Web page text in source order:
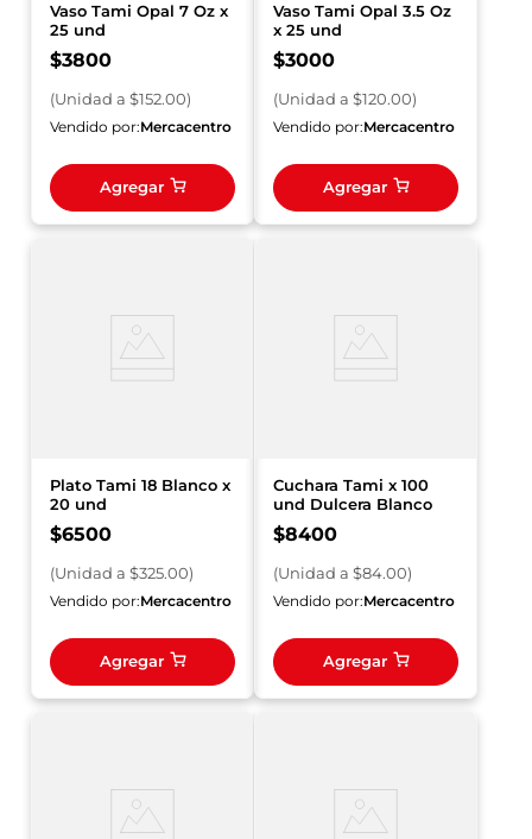
Vaso Tami Opal 7 Oz x
25 und
$3800
(Unidad a $152.00)
Vendido por:Mercacentro
Agregar
Vaso Tami Opal 3.5 Oz
x 25 und
$3000
(Unidad a $120.00)
Vendido por:Mercacentro
Agregar
Plato Tami 18 Blanco x
20 und
$6500
(Unidad a $325.00)
Vendido por:Mercacentro
Agregar
Cuchara Tami x 100
und Dulcera Blanco
$8400
(Unidad a $84.00)
Vendido por:Mercacentro
Agregar